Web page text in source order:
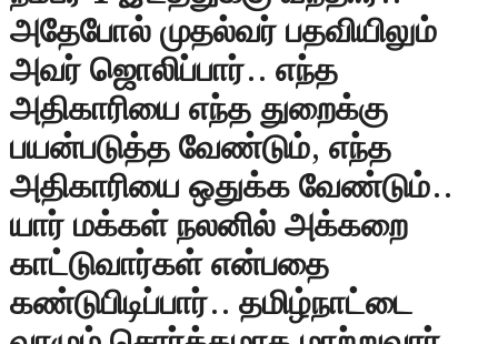
அதேபோல் முதல்வர் பதவியிலும்
அவர் ஜொலிப்பார்.. எந்த
அதிகாரியை எந்த துறைக்கு
பயன்படுத்த வேண்டும், எந்த
அதிகாரியை ஒதுக்க வேண்டும்..
யார் மக்கள் நலனில் அக்கறை
காட்டுவார்கள் என்பதை
கண்டுபிடிப்பார்.. தமிழ்நாட்டை